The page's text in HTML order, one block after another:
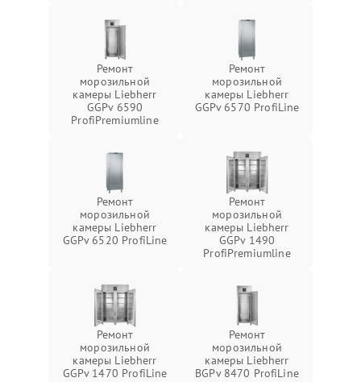
Ремонт
морозильной
камеры Liebherr
GGPv 6590
ProfiPremiumline
Ремонт
морозильной
камеры Liebherr
GGPv 6570 ProfiLine
Ремонт
морозильной
камеры Liebherr
GGPv 6520 ProfiLine
Ремонт
морозильной
камеры Liebherr
GGPv 1490
ProfiPremiumline
Ремонт
морозильной
камеры Liebherr
GGPv 1470 ProfiLine
Ремонт
морозильной
камеры Liebherr
BGPv 8470 ProfiLine